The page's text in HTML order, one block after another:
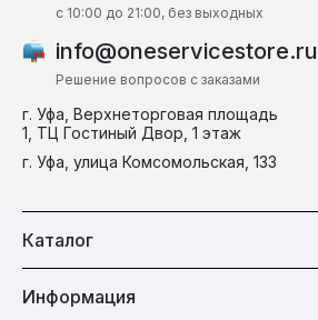
г. Уфа, Верхнеторговая площадь
1, ТЦ Гостиный Двор, 1 этаж
г. Уфа, улица Комсомольская, 133
info@oneservicestore.ru
c 10:00 до 21:00, без выходных
Решение вопросов с заказами
Каталог
Информация